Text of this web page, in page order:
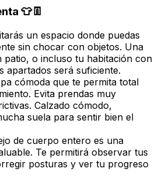
👕👖
un espacio donde puedas
sin chocar con objetos. Una
patio, o incluso tu habitación con
apartados será suficiente.
cómoda que te permita total
Evita prendas muy
Calzado cómodo,
suela para sentir bien el
de cuerpo entero es una
Te permitirá observar tus
posturas y ver tu progreso